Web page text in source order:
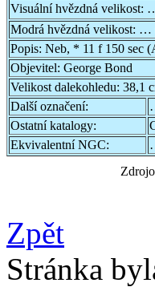
Visuální hvězdná velikost:
Modrá hvězdná velikost: …
Popis: Neb, * 11 f 150 sec
Objevitel: George Bond
Velikost dalekohledu: 38,1
Další označení:
Ostatní katalogy:
Ekvivalentní NGC:
Zpět
Stránka